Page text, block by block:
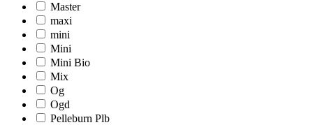
Master
maxi
mini
Mini
Mini Bio
Mix
Og
Ogd
Pelleburn Plb